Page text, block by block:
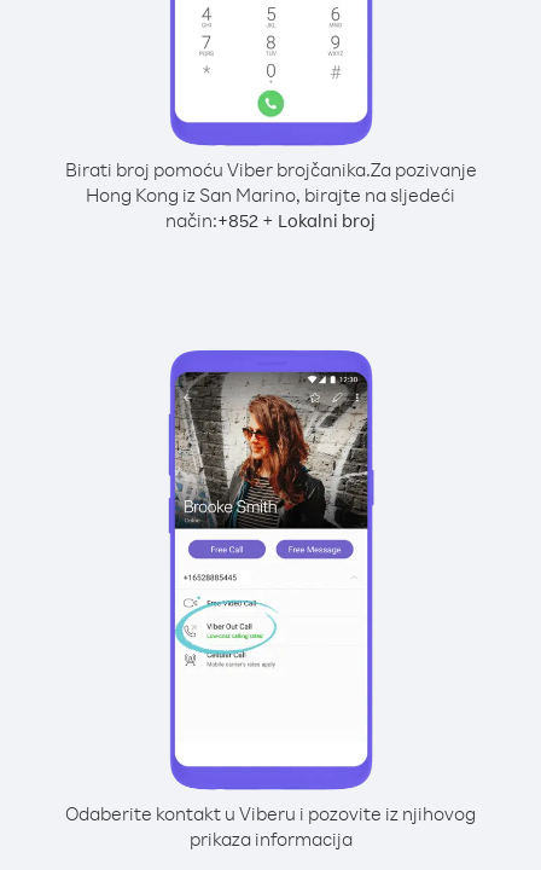
Birati broj pomoću Viber brojčanika.Za pozivanje
Hong Kong iz San Marino, birajte na sljedeći
način:+852 + Lokalni broj
Odaberite kontakt u Viberu i pozovite iz njihovog
prikaza informacija